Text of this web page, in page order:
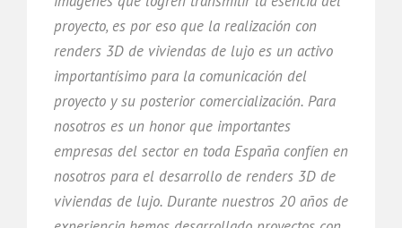
proyecto, es por eso que la realización con
renders 3D de viviendas de lujo es un activo
importantísimo para la comunicación del
proyecto y su posterior comercialización. Para
nosotros es un honor que importantes
empresas del sector en toda España confíen en
nosotros para el desarrollo de renders 3D de
viviendas de lujo. Durante nuestros 20 años de